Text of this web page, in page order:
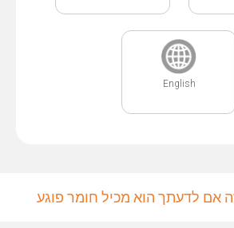
English
אם לדעתך הוא מכיל חומר פוגע